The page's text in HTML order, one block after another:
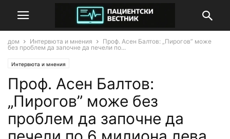
дом Интервюта и мнения
Проф. Асен Балтов: „Пирогов” може
без проблем да започне да печели по...
Интервюта и мнения
Проф. Асен Балтов:
„Пирогов” може без
проблем да започне да